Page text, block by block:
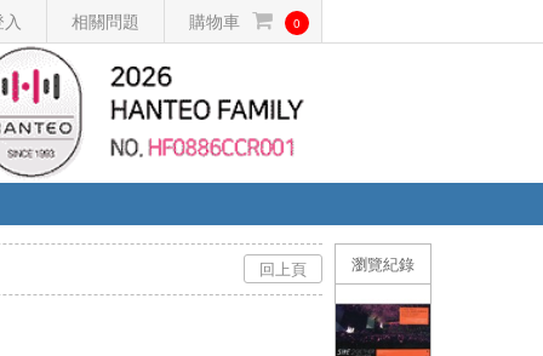
相關問題 購物車 0
瀏覽紀錄
回上頁